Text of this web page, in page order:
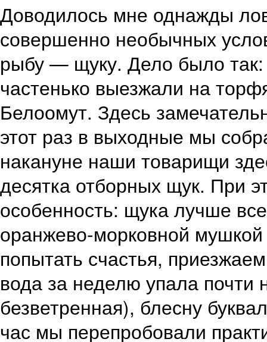
Доводилось мне однажды
совершенно необычных
рыбу — щуку. Дело было так:
частенько выезжали на
Белоомут. Здесь
этот раз в выходные мы
накануне наши товарищи
десятка отборных щук. При
особенность: щука лучше
оранжево-морковной
попытать счастья,
вода за неделю упала почти
безветренная), блесну
час мы перепробовали